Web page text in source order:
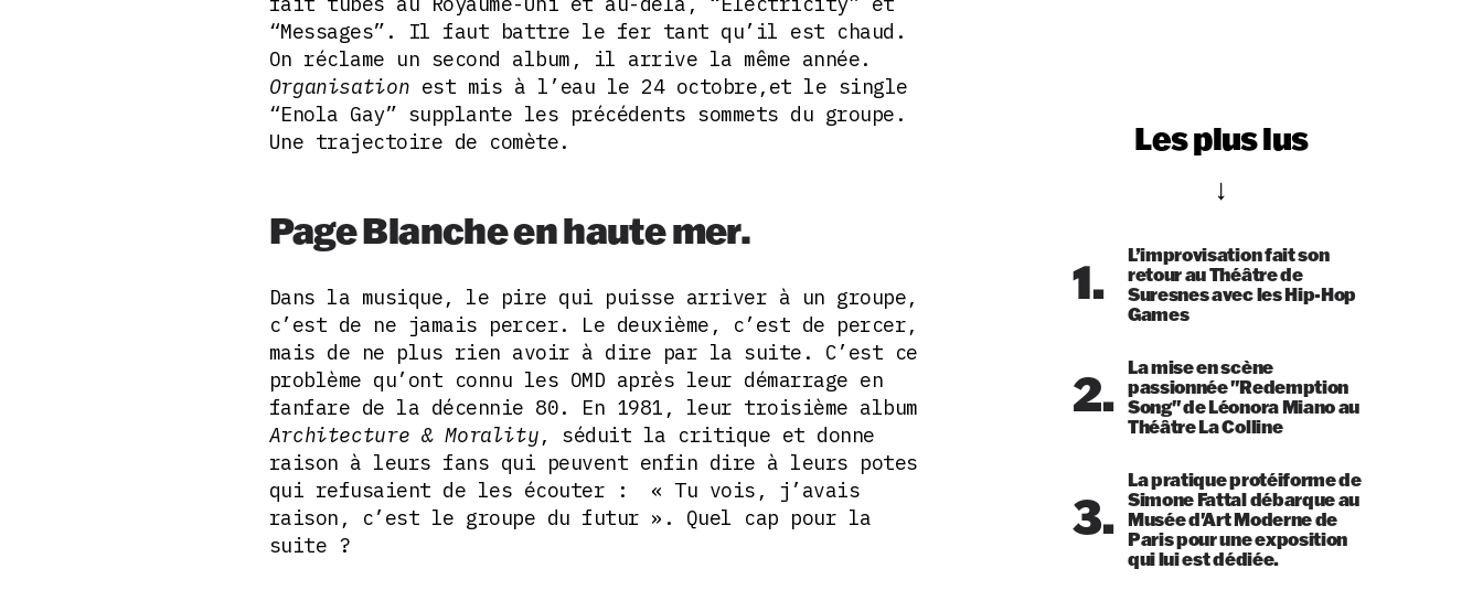
“Messages”. Il faut battre le fer tant qu’il est chaud.
On réclame un second album, il arrive la même année.
Organisation est mis à l’eau le 24 octobre,et le single
“Enola Gay” supplante les précédents sommets du groupe.
Une trajectoire de comète.
Page Blanche en haute mer.
Dans la musique, le pire qui puisse arriver à un groupe,
c’est de ne jamais percer. Le deuxième, c’est de percer,
mais de ne plus rien avoir à dire par la suite. C’est ce
problème qu’ont connu les OMD après leur démarrage en
fanfare de la décennie 80. En 1981, leur troisième album
Architecture & Morality, séduit la critique et donne
raison à leurs fans qui peuvent enfin dire à leurs potes
qui refusaient de les écouter : « Tu vois, j’avais
raison, c’est le groupe du futur ». Quel cap pour la
suite ?
Les plus lus
1.
L’improvisation fait son
retour au Théâtre de
Suresnes avec les Hip-Hop
Games
2. La mise en scène
passionnée "Redemption
Song" de Léonora Miano au
Théâtre La Colline
3.
La pratique protéiforme de
Simone Fattal débarque au
Musée d'Art Moderne de
Paris pour une exposition
qui lui est dédiée.